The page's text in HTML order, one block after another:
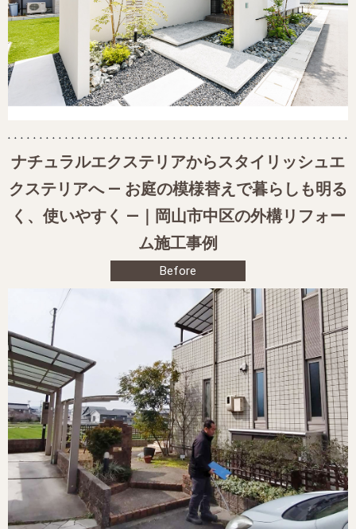
ナチュラルエクステリアからスタイリッシュエ
クステリアへ ― お庭の模様替えで暮らしも明る
く、使いやすく ―｜岡山市中区の外構リフォー
ム施工事例